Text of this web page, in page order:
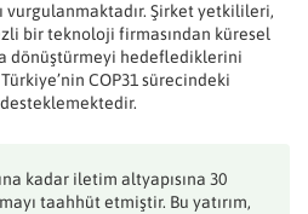
vurgulanmaktadır. Şirket yetkilileri,
bir teknoloji firmasından küresel
dönüştürmeyi hedeflediklerini
COP31 sürecindeki
kadar iletim altyapısına 30
taahhüt etmiştir. Bu yatırım,